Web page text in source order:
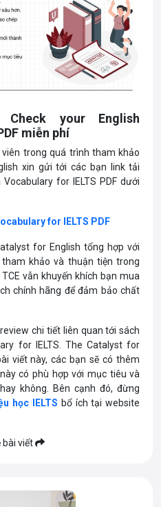
your English
miễn phí
trong quá trình tham khảo
xin gửi tới các bạn link tải
for IELTS PDF dưới
for IELTS PDF
for English tổng hợp với
khảo và thuận tiện trong
vẫn khuyến khích bạn mua
chính hãng để đảm bảo chất
chi tiết liên quan tới sách
for IELTS. The Catalyst for
viết này, các bạn sẽ có thêm
có phù hợp với mục tiêu và
không. Bên cạnh đó, đừng
học IELTS bổ ích tại website
bài viết